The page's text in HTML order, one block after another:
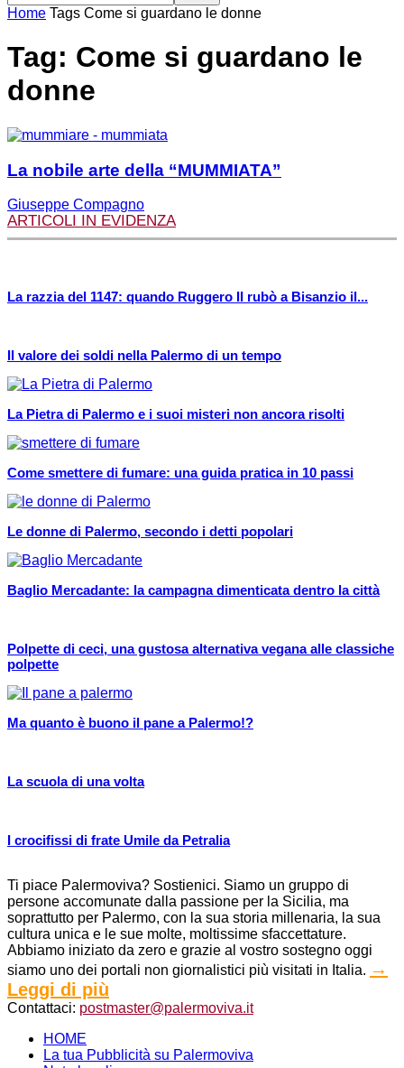
Home Tags Come si guardano le donne
Tag: Come si guardano le
donne
La nobile arte della “MUMMIATA”
Giuseppe Compagno
ARTICOLI IN EVIDENZA
La razzia del 1147: quando Ruggero II rubò a Bisanzio il...
Il valore dei soldi nella Palermo di un tempo
La Pietra di Palermo e i suoi misteri non ancora risolti
Come smettere di fumare: una guida pratica in 10 passi
Le donne di Palermo, secondo i detti popolari
Baglio Mercadante: la campagna dimenticata dentro la città
Polpette di ceci, una gustosa alternativa vegana alle classiche
polpette
Ma quanto è buono il pane a Palermo!?
La scuola di una volta
I crocifissi di frate Umile da Petralia
Ti piace Palermoviva? Sostienici. Siamo un gruppo di
persone accomunate dalla passione per la Sicilia, ma
soprattutto per Palermo, con la sua storia millenaria, la sua
cultura unica e le sue molte, moltissime sfaccettature.
Abbiamo iniziato da zero e grazie al vostro sostegno oggi
siamo uno dei portali non giornalistici più visitati in Italia. →
Leggi di più
Contattaci: postmaster@palermoviva.it
HOME
La tua Pubblicità su Palermoviva